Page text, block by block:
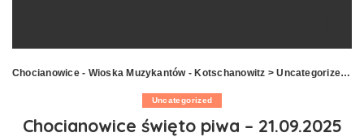
Chocianowice - Wioska Muzykantów - Kotschanowitz >Uncategorized >
Uncategorized
Chocianowice święto piwa – 21.09.2025